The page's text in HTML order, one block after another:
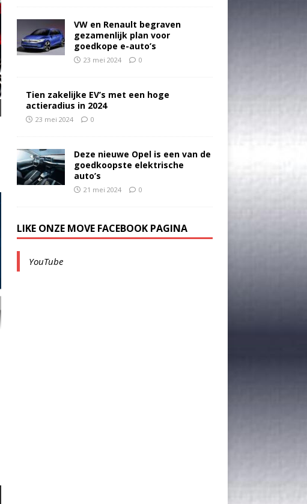
VW en Renault begraven
gezamenlijk plan voor
goedkope e-auto’s
23 mei 2024 0
Tien zakelijke EV’s met een hoge
actieradius in 2024
23 mei 2024 0
Deze nieuwe Opel is een van de
goedkoopste elektrische
auto’s
21 mei 2024 0
LIKE ONZE MOVE FACEBOOK PAGINA
YouTube